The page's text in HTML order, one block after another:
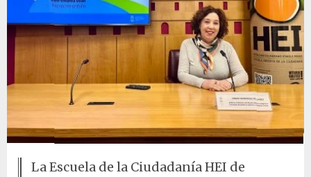
La Escuela de la Ciudadanía HEI de